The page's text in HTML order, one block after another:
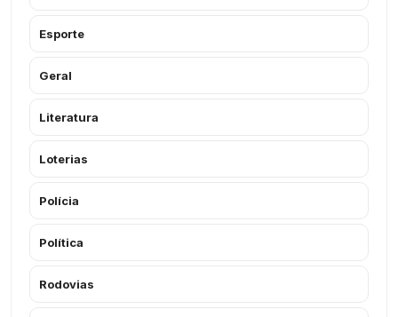
Esporte
Geral
Literatura
Loterias
Polícia
Política
Rodovias